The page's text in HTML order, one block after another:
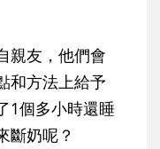
親友，他們會
和方法上給予
1個多小時還睡
斷奶呢？